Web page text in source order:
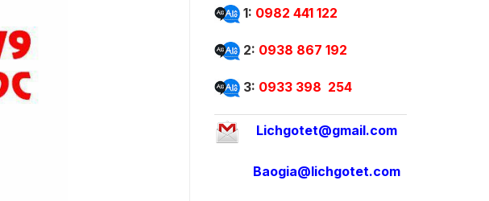
1: 0982 441 122
2: 0938 867 192
3: 0933 398 254
Lichgotet@gmail.com
Baogia@lichgotet.com